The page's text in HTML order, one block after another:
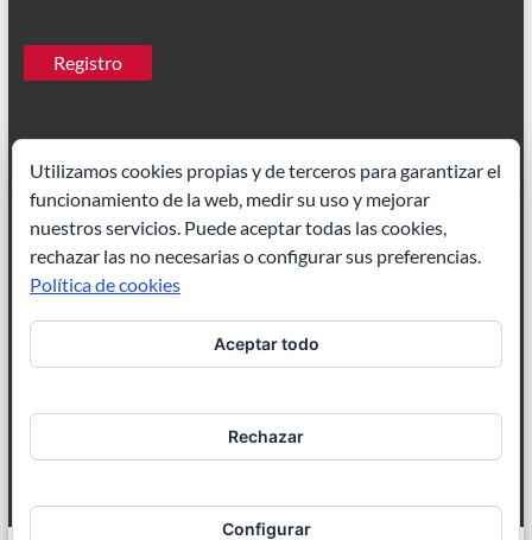
Ilustrador Madrid|Paisajes acuarela
Ilustración de cuentos|Ilustrador freelance
Utilizamos cookies propias y de terceros para garantizar el
funcionamiento de la web, medir su uso y mejorar
nuestros servicios. Puede aceptar todas las cookies,
rechazar las no necesarias o configurar sus preferencias.
Política de cookies
Aceptar todo
Rechazar
Configurar